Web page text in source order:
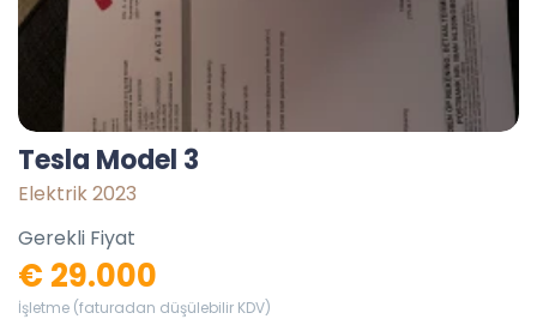
Tesla Model 3
Elektrik 2023
Gerekli Fiyat
€ 29.000
İşletme (faturadan düşülebilir KDV)